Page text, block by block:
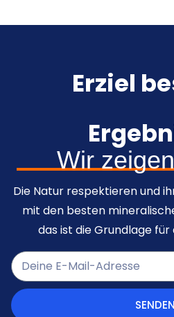
Erziel
Wir
Die Natur respektieren und
mit den besten
das ist die Grundlage für
SENDEN